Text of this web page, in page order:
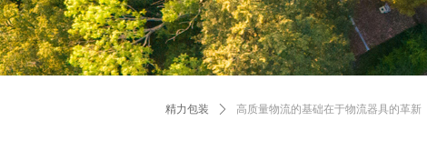
精力包装 ꄲ 高质量物流的基础在于物流器具的革新